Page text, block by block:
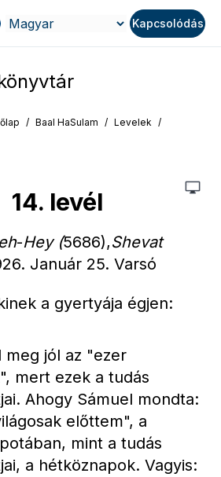
Kapcsolódás
/ Baal HaSulam / Levelek /
14. levél
-Hey (5686),Shevat
Január 25. Varsó
a gyertyája égjen:
meg jól az "ezer
mert ezek a tudás
Ahogy Sámuel mondta:
előttem", a
mint a tudás
a hétköznapok. Vagyis: